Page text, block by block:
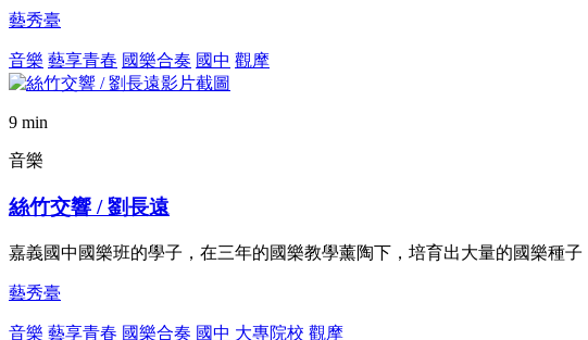
藝秀臺
音樂 藝享青春 國樂合奏 國中 觀摩
9 min
音樂
絲竹交響 / 劉長遠
嘉義國中國樂班的學子，在三年的國樂教學薰陶下，培育出大量的國樂
藝秀臺
音樂 藝享青春 國樂合奏 國中 大專院校 觀摩